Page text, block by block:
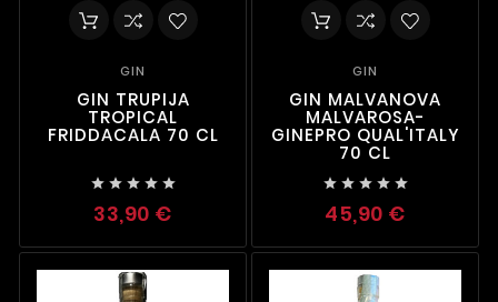
GIN
GIN TRUPIJA
TROPICAL
FRIDDACALA 70 CL
    
33,90 €
GIN
GIN MALVANOVA
MALVAROSA-
GINEPRO QUAL'ITALY
70 CL
    
45,90 €